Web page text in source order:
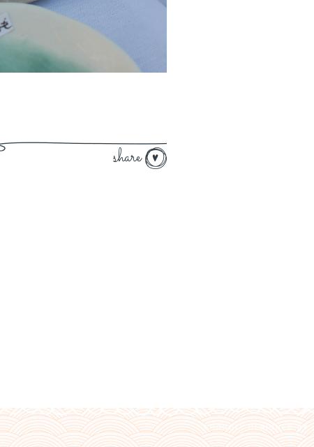
share
PROUDLY DESIGNED BY